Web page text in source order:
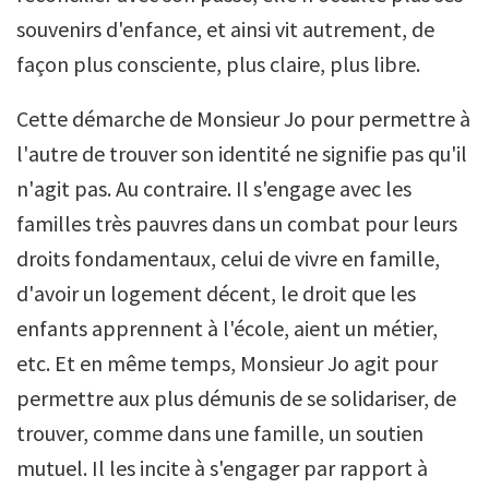
souvenirs d'enfance, et ainsi vit autrement, de
façon plus consciente, plus claire, plus libre.
Cette démarche de Monsieur Jo pour permettre à
l'autre de trouver son identité ne signifie pas qu'il
n'agit pas. Au contraire. Il s'engage avec les
familles très pauvres dans un combat pour leurs
droits fondamentaux, celui de vivre en famille,
d'avoir un logement décent, le droit que les
enfants apprennent à l'école, aient un métier,
etc. Et en même temps, Monsieur Jo agit pour
permettre aux plus démunis de se solidariser, de
trouver, comme dans une famille, un soutien
mutuel. Il les incite à s'engager par rapport à